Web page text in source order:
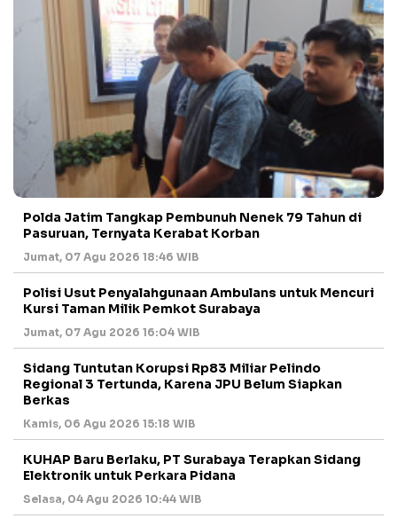
Polda Jatim Tangkap Pembunuh Nenek 79 Tahun di
Pasuruan, Ternyata Kerabat Korban
Jumat, 07 Agu 2026 18:46 WIB
Polisi Usut Penyalahgunaan Ambulans untuk Mencuri
Kursi Taman Milik Pemkot Surabaya
Jumat, 07 Agu 2026 16:04 WIB
Sidang Tuntutan Korupsi Rp83 Miliar Pelindo
Regional 3 Tertunda, Karena JPU Belum Siapkan
Berkas
Kamis, 06 Agu 2026 15:18 WIB
KUHAP Baru Berlaku, PT Surabaya Terapkan Sidang
Elektronik untuk Perkara Pidana
Selasa, 04 Agu 2026 10:44 WIB